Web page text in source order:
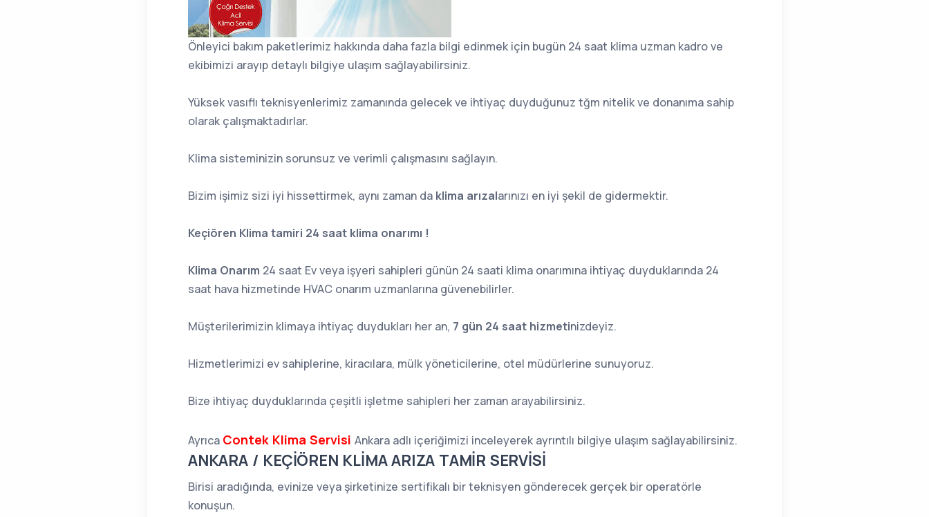
Önleyici bakım paketlerimiz hakkında daha fazla bilgi edinmek için bugün 24 saat klima uzman kadro ve
ekibimizi arayıp detaylı bilgiye ulaşım sağlayabilirsiniz.
Yüksek vasıflı teknisyenlerimiz zamanında gelecek ve ihtiyaç duyduğunuz tğm nitelik ve donanıma sahip
olarak çalışmaktadırlar.
Klima sisteminizin sorunsuz ve verimli çalışmasını sağlayın.
Bizim işimiz sizi iyi hissettirmek, aynı zaman da klima arızalarınızı en iyi şekil de gidermektir.
Keçiören Klima tamiri 24 saat klima onarımı !
Klima Onarım 24 saat Ev veya işyeri sahipleri günün 24 saati klima onarımına ihtiyaç duyduklarında 24
saat hava hizmetinde HVAC onarım uzmanlarına güvenebilirler.
Müşterilerimizin klimaya ihtiyaç duydukları her an, 7 gün 24 saat hizmetinizdeyiz.
Hizmetlerimizi ev sahiplerine, kiracılara, mülk yöneticilerine, otel müdürlerine sunuyoruz.
Bize ihtiyaç duyduklarında çeşitli işletme sahipleri her zaman arayabilirsiniz.
Ayrıca Contek Klima Servisi Ankara adlı içeriğimizi inceleyerek ayrıntılı bilgiye ulaşım sağlayabilirsiniz.
ANKARA / KEÇİÖREN KLİMA ARIZA TAMİR SERVİSİ
Birisi aradığında, evinize veya şirketinize sertifikalı bir teknisyen gönderecek gerçek bir operatörle
konuşun.